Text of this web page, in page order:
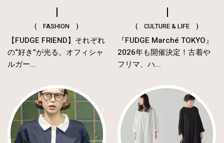
( FASHION )
【FUDGE FRIEND】それぞれ
の“好き”が光る。オフィシャ
ルガー...
( CULTURE & LIFE )
『FUDGE Marché TOKYO』
2026年も開催決定！古着や
フリマ、ハ...